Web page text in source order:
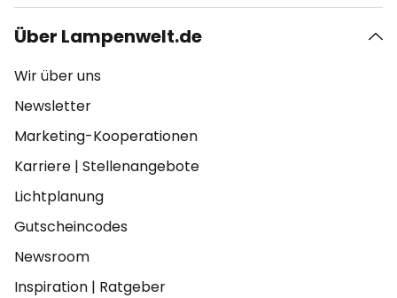
Über Lampenwelt.de
Wir über uns
Newsletter
Marketing-Kooperationen
Karriere | Stellenangebote
Lichtplanung
Gutscheincodes
Newsroom
Inspiration | Ratgeber